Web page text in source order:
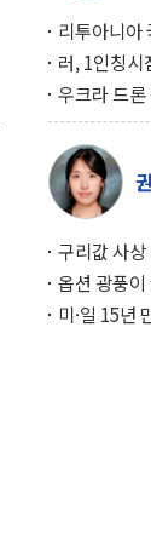
리투아니아
로 나토 회
작전"
러, 1인칭시
인 '사파리'
대화 전략
우크라 드
새 안보 위
득해 전투 활
구리값 사
하는 경기
옵션 광풍
이면에 과
미·일 15년